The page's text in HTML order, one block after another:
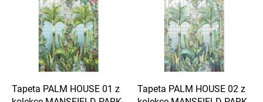
Tapeta PALM HOUSE 01 z
Tapeta PALM HOUSE 02 z